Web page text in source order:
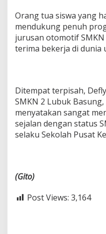
Orang tua siswa yang
mendukung penuh
jurusan otomotif
terima bekerja di dunia
Ditempat terpisah,
SMKN 2 Lubuk
menyatakan sangat
sejalan dengan status
selaku Sekolah Pusat
(Gito)
Post Views: 3,164